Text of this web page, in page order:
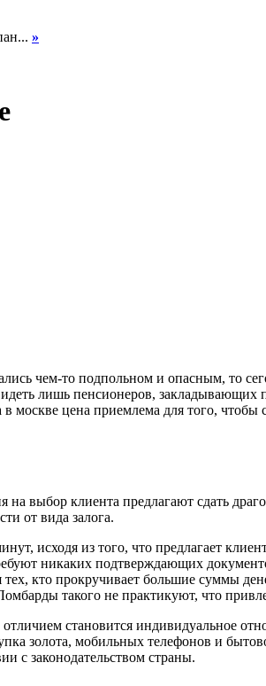
»
чем-то подпольном и опасным, то
лишь пенсионеров,
москве цена приемлема для того,
выбор клиента предлагают сдать
от вида залога.
исходя из того, что предлагает
никаких подтверждающих
кто прокручивает большие суммы
такого не практикуют, что
становится индивидуальное
золота, мобильных телефонов и
с законодательством страны.